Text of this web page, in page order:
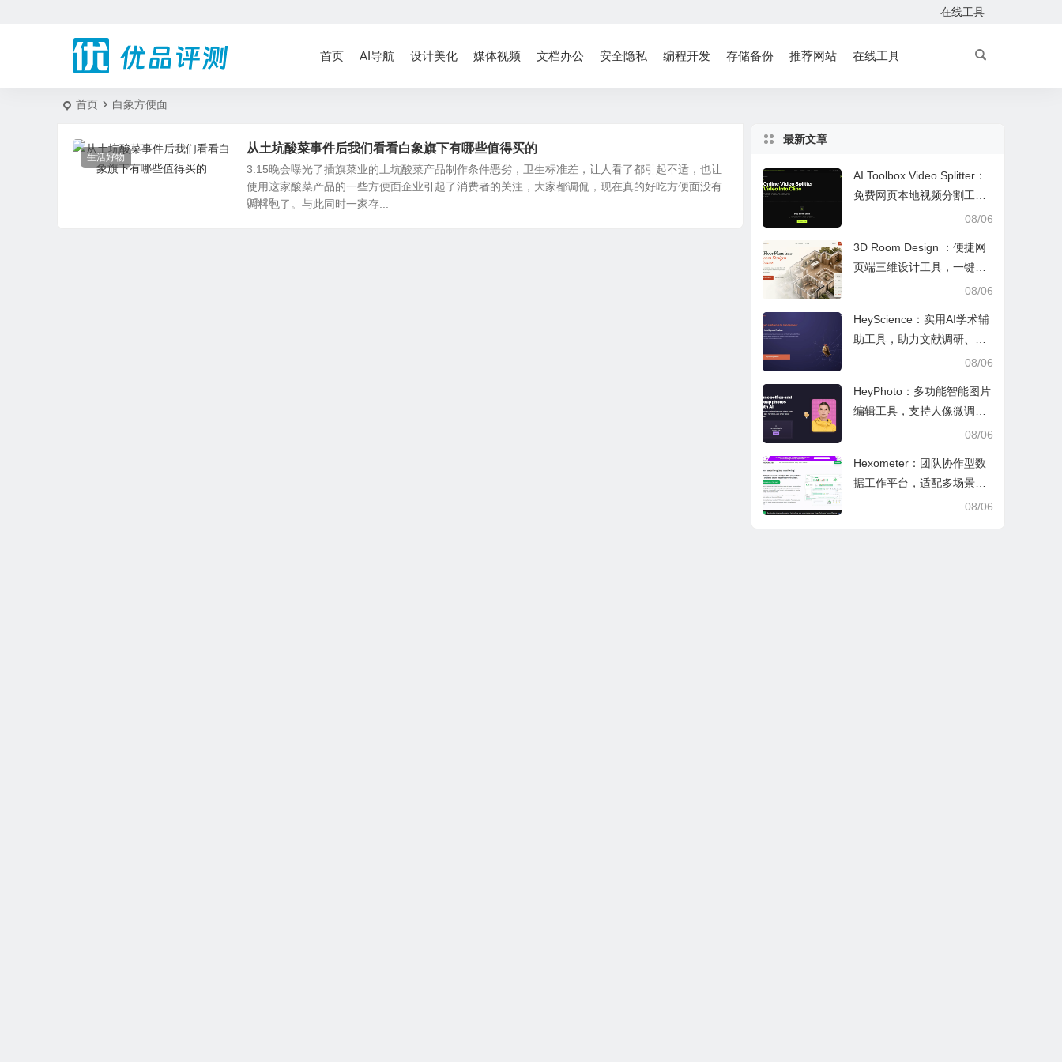
在线工具
首页 AI导航 设计美化 媒体视频 文档办公 安全隐私 编程开发 存储备份 推荐网站 在线工具
首页 白象方便面
生活好物
从土坑酸菜事件后我们看看白象旗下有哪些值得买的
3.15晚会曝光了插旗菜业的土坑酸菜产品制作条件恶劣，卫生标准差，让人看了都引起不适，也让
使用这家酸菜产品的一些方便面企业引起了消费者的关注，大家都调侃，现在真的好吃方便面没有
调料包了。与此同时一家存...
03/25
最新文章
AI Toolbox Video Splitter：
免费网页本地视频分割工
具，多模式裁切高清视频且
08/06
3D Room Design ：便捷网
页端三维设计工具，一键户
型建模、实时改色布景助力
08/06
HeyScience：实用AI学术辅
助工具，助力文献调研、论
文审阅与日常学业研究工作
08/06
HeyPhoto：多功能智能图片
编辑工具，支持人像微调、
艺术创作与日常隐私防护08/06
Hexometer：团队协作型数
据工作平台，适配多场景数
据分析、高效办公与企业安
08/06